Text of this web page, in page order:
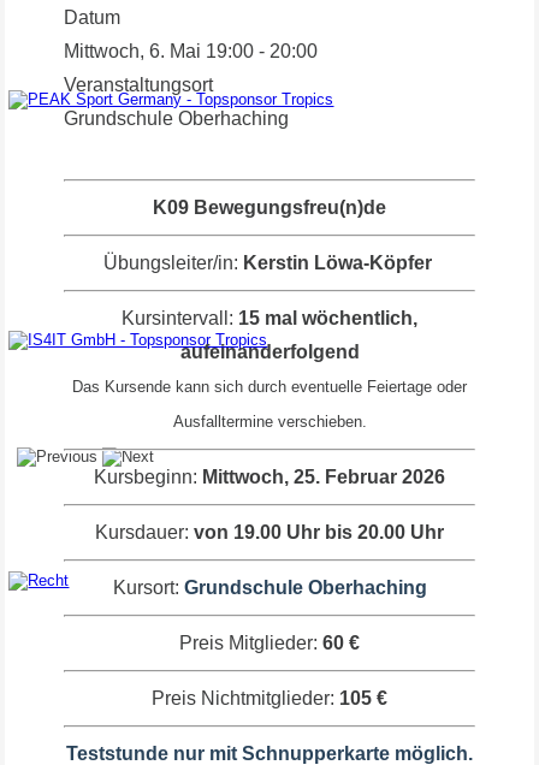
Topsponsor
Datum
Mittwoch, 6. Mai 19:00 - 20:00
Veranstaltungsort
Grundschule Oberhaching
K09 Bewegungsfreu(n)de
Übungsleiter/in: Kerstin Löwa-Köpfer
Kursintervall: 15 mal wöchentlich,
aufeinanderfolgend
Das Kursende kann sich durch eventuelle Feiertage oder
Ausfalltermine verschieben.
Kursbeginn: Mittwoch, 25. Februar 2026
Kursdauer: von 19.00 Uhr bis 20.00 Uhr
Kursort: Grundschule Oberhaching
Preis Mitglieder: 60 €
Preis Nichtmitglieder: 105 €
Teststunde nur mit Schnupperkarte möglich.